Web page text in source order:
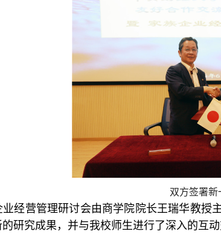
双方签署
业经营管理研讨会由商学院院长王瑞华教授
研究成果，并与我校师生进行了深入的互动